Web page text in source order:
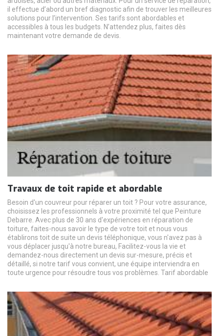
il effectue d’abord un bref diagnostic afin de trouver les meilleures
solutions pour l’intervention. Ses tarifs sont abordables et
accessibles à tous les budgets. N’attendez plus, faites dès
maintenant votre demande de devis.
Travaux de toit rapide et abordable
Besoin d'un couvreur pour réparer un toit ? Pour votre assurance,
choisissez les professionnels à votre proximité tel que Peinture
Debarre. Avec plus de 30 ans d'expériences en réparation de
toiture, faites-nous savoir le type de votre toit et nous vous
établirons toit de suite un devis téléphonique, vous n'avez pas à
vous déplacer jusqu'à notre bureau, Facilitez-vous la vie et
demandez-nous directement un devis sur-mesure, précis et
détaillé, si notre tarif vous convient, une équipe interviendra en
toute urgence pour résoudre tous vos problèmes. Tarif abordable